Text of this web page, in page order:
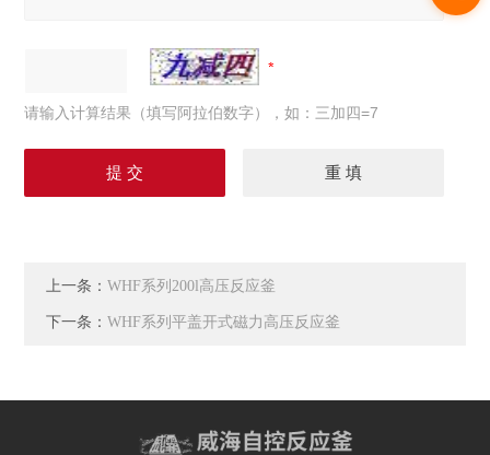
请输入计算结果（填写阿拉伯数字），如：三加四=7
上一条：WHF系列200l高压反应釜
下一条：WHF系列平盖开式磁力高压反应釜